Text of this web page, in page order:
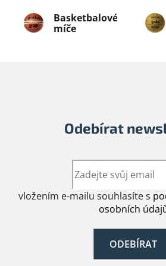
Basketbalové
míče
Odebírat
vložením e-mailu souhlasíte s
osobních
ODEBÍRAT